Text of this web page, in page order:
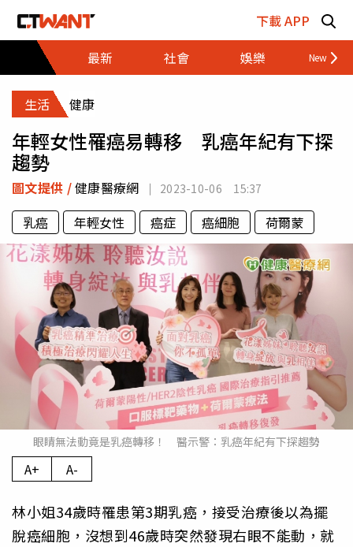
下載 APP
最新
社會 娛樂 財經
生活 健康
年輕女性罹癌易轉移 乳癌年紀有下探
趨勢
圖文提供 /健康醫療網 2023-10-06 15:37
乳癌 年輕女性 癌症 癌細胞 荷爾蒙
眼睛無法動竟是乳癌轉移！ 醫示警：乳癌年紀有下探趨勢
A+ A-
林小姐34歲時罹患第3期乳癌，接受治療後以為擺
脫癌細胞，沒想到46歲時突然發現右眼不能動，就